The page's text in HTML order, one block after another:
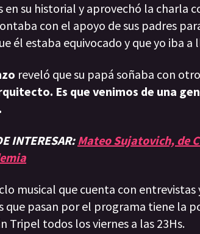
en su historial y aprovechó la charla
con el apoyo de sus padres
él estaba equivocado y que yo iba
reveló que su papá soñaba con
Es que venimos de una
INTERESAR:Mateo Sujatovich, de
musical que cuenta con
que pasan por el programa tiene la
Tripel todos los viernes a las 23Hs.